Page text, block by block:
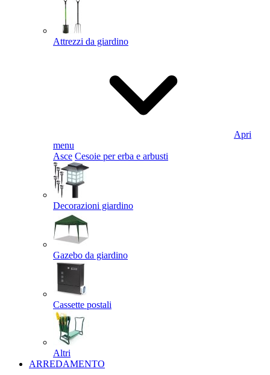
Attrezzi da giardino
Apri
menu
Asce Cesoie per erba e arbusti
Decorazioni giardino
Gazebo da giardino
Cassette postali
Altri
ARREDAMENTO